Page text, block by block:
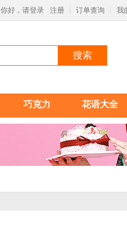
你好，请登录 注册 订单查询 我
搜索
巧克力 花语大全